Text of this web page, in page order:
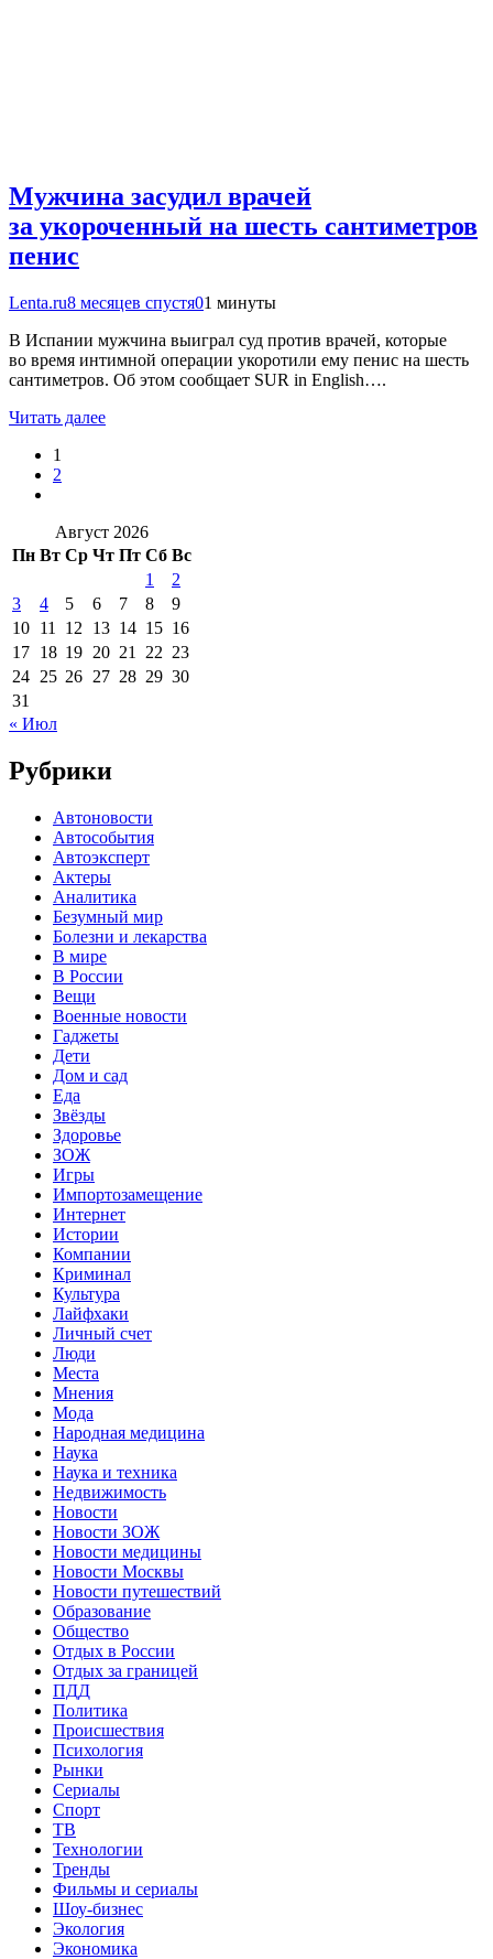
Мужчина засудил врачей
за укороченный на шесть сантиметров
пенис
Lenta.ru8 месяцев спустя01 минуты
В Испании мужчина выиграл суд против врачей, которые
во время интимной операции укоротили ему пенис на шесть
сантиметров. Об этом сообщает SUR in English….
Читать далее
1
2
Август 2026
Пн Вт Ср Чт Пт Сб Вс
1
2
3
4 5 6 7 8
9
10 11 12 13 14 15 16
17 18 19 20 21 22 23
24 25 26 27 28 29 30
31
« Июл
Рубрики
Автоновости
Автособытия
Автоэксперт
Актеры
Аналитика
Безумный мир
Болезни и лекарства
В мире
В России
Вещи
Военные новости
Гаджеты
Дети
Дом и сад
Еда
Звёзды
Здоровье
ЗОЖ
Игры
Импортозамещение
Интернет
Истории
Компании
Криминал
Культура
Лайфхаки
Личный счет
Люди
Места
Мнения
Мода
Народная медицина
Наука
Наука и техника
Недвижимость
Новости
Новости ЗОЖ
Новости медицины
Новости Москвы
Новости путешествий
Образование
Общество
Отдых в России
Отдых за границей
ПДД
Политика
Происшествия
Психология
Рынки
Сериалы
Спорт
ТВ
Технологии
Тренды
Фильмы и сериалы
Шоу-бизнес
Экология
Экономика